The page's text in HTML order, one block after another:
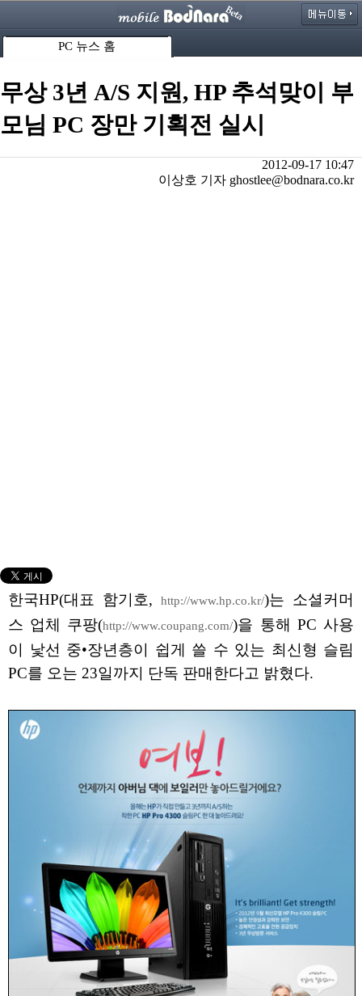
PC 뉴스 홈
무상 3년 A/S 지원, HP 추석맞이 부
모님 PC 장만 기획전 실시
2012-09-17 10:47
이상호 기자 ghostlee@bodnara.co.kr
한국HP(대표 함기호, http://www.hp.co.kr/)는 소셜커머
스 업체 쿠팡(http://www.coupang.com/)을 통해 PC 사용
이 낯선 중•장년층이 쉽게 쓸 수 있는 최신형 슬림
PC를 오는 23일까지 단독 판매한다고 밝혔다.